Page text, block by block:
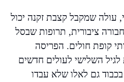
עולה שמקבל קצבת זקנה יכול
ציבורית, תרופות שבסל
קופת חולים. הפריסה
השלישי לעולים חדשים
גם לאלו שלא עבדו